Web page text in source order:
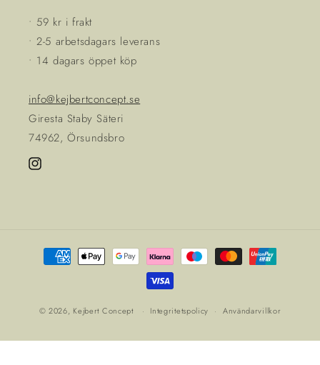
• 59 kr i frakt
• 2-5 arbetsdagars leverans
• 14 dagars öppet köp
info@kejbertconcept.se
Giresta Staby Säteri
74962, Örsundsbro
Instagram
Betalningsmetoder
© 2026, Kejbert Concept Integritetspolicy Användarvillkor